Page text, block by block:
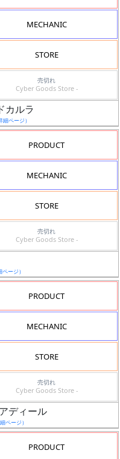
MECHANIC
STORE
売切れ
Cyber Goods Store -
カルラ
細ページ）
PRODUCT
MECHANIC
STORE
売切れ
Cyber Goods Store -
ページ）
PRODUCT
MECHANIC
STORE
売切れ
Cyber Goods Store -
ディール
細ページ）
PRODUCT